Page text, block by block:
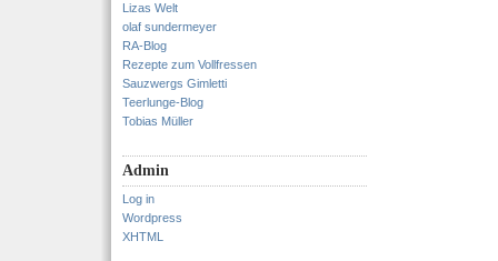
Lizas Welt
olaf sundermeyer
RA-Blog
Rezepte zum Vollfressen
Sauzwergs Gimletti
Teerlunge-Blog
Tobias Müller
Admin
Log in
Wordpress
XHTML